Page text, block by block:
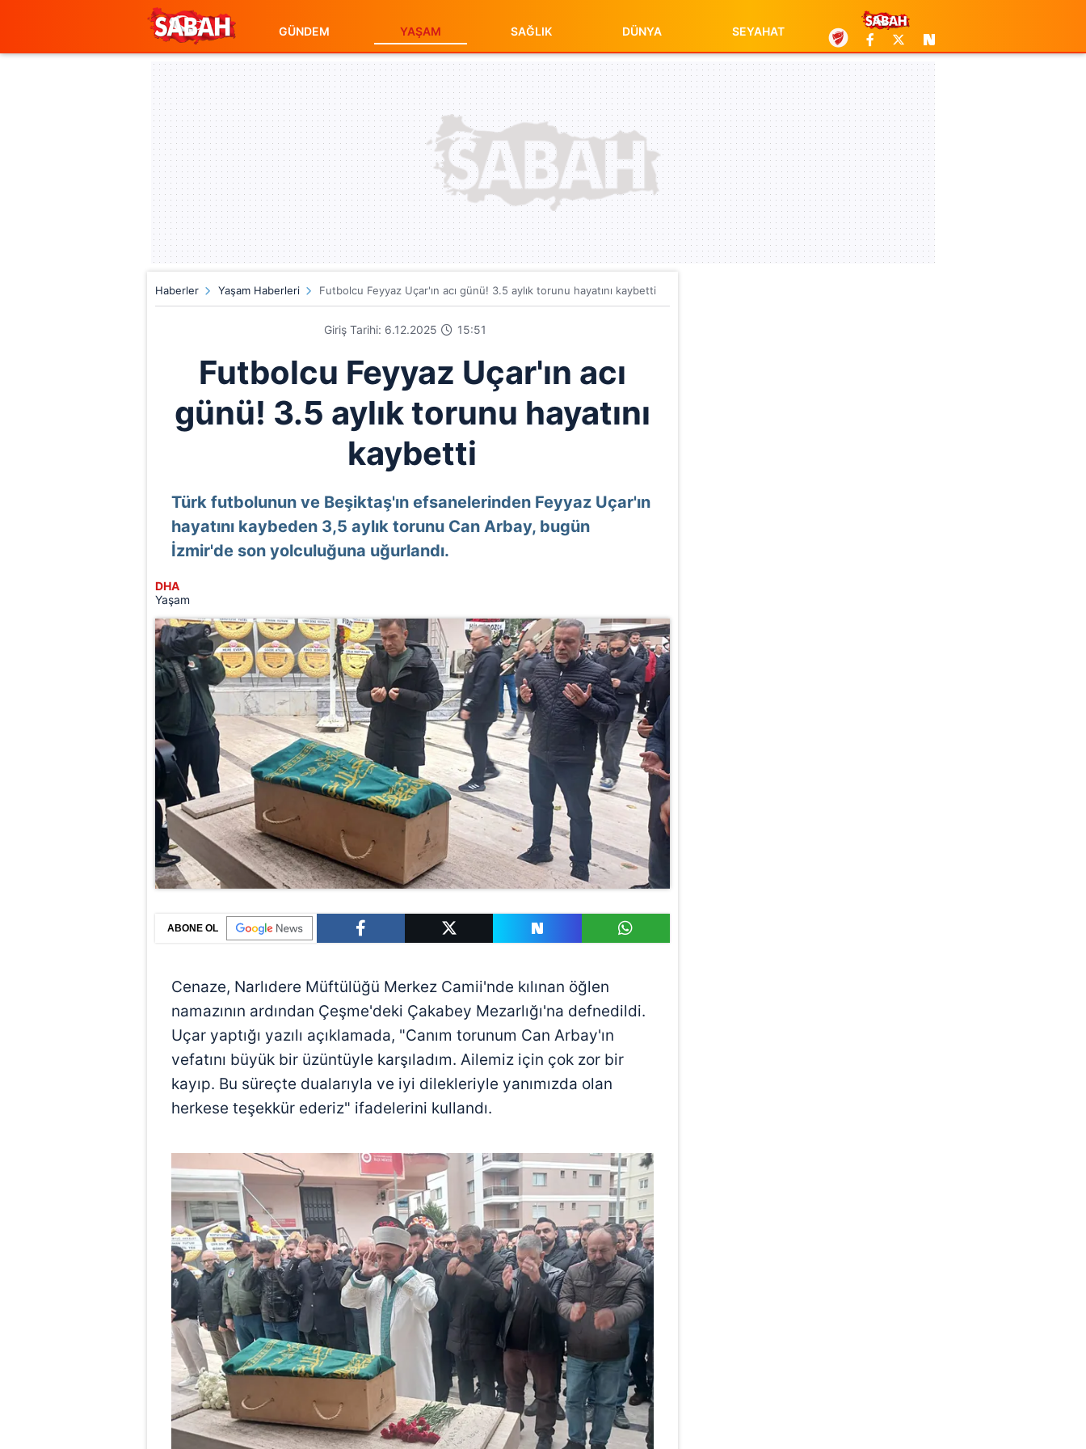
GÜNDEM YAŞAM SAĞLIK DÜNYA SEYAHAT
Haberler Yaşam Haberleri Futbolcu Feyyaz Uçar'ın acı günü! 3.5 aylık torunu hayatını kaybetti
Giriş Tarihi: 6.12.2025 15:51
Futbolcu Feyyaz Uçar'ın acı
günü! 3.5 aylık torunu hayatını
kaybetti
Türk futbolunun ve Beşiktaş'ın efsanelerinden Feyyaz Uçar'ın
hayatını kaybeden 3,5 aylık torunu Can Arbay, bugün
İzmir'de son yolculuğuna uğurlandı.
DHA
Yaşam
ABONE OL
Cenaze, Narlıdere Müftülüğü Merkez Camii'nde kılınan öğlen
namazının ardından Çeşme'deki Çakabey Mezarlığı'na defnedildi.
Uçar yaptığı yazılı açıklamada, "Canım torunum Can Arbay'ın
vefatını büyük bir üzüntüyle karşıladım. Ailemiz için çok zor bir
kayıp. Bu süreçte dualarıyla ve iyi dilekleriyle yanımızda olan
herkese teşekkür ederiz" ifadelerini kullandı.